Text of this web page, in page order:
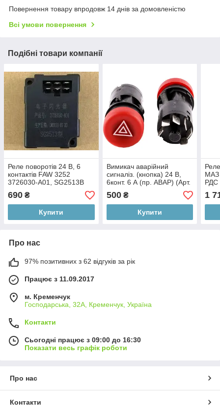
Повернення товару впродовж 14 днів за домовленістю
Всі умови повернення
Подібні товари компанії
Реле поворотів 24 В, 6
контактів FAW 3252
3726030-A01, SG2513B
(Арт. 3726030-A01)
690 ₴
Купити
Вимикач аварійний
сигналіз. (кнопка) 24 В,
6конт. 6 А (пр. АВАР) (Арт.
245.3710.000-01)
500₴
Купити
МАЗ
РДС
1
Про нас
97% позитивних з 62 відгуків за рік
Працює з 11.09.2017
м. Кременчук
Господарська, 32А, Кременчук, Україна
Контакти
Сьогодні працює з 09:00 до 16:30
Показати весь графік роботи
Про нас
Контакти